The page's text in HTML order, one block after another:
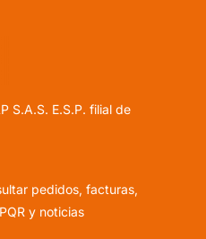
S.A.S. E.S.P. filial de
pedidos, facturas,
y noticias